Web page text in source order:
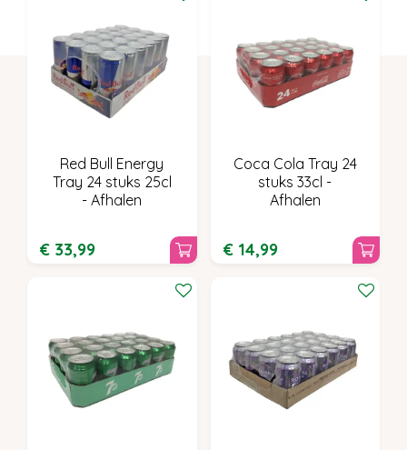
Red Bull Energy
Tray 24 stuks 25cl
- Afhalen
€ 33,99
Coca Cola Tray 24
stuks 33cl -
Afhalen
€ 14,99